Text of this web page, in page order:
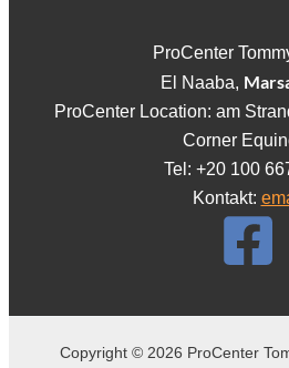
ProCenter
El Naaba,
ProCenter Location: am
Corner
Tel: +20 100
Kontakt:
Copyright © 2026 ProCenter